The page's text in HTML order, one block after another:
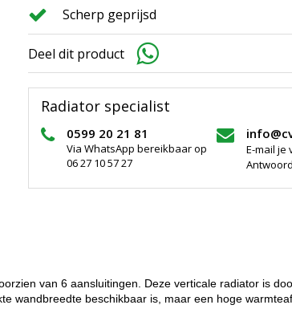
Scherp geprijsd
Deel dit product
Radiator specialist
0599 20 21 81
Via WhatsApp bereikbaar op
06 27 10 57 27
E-mail je
van 6 aansluitingen. Deze verticale radiator is
wandbreedte beschikbaar is, maar een hoge